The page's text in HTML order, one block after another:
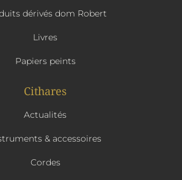
dérivés dom Robert
Livres
Papiers peints
Cithares
Actualités
& accessoires
Cordes